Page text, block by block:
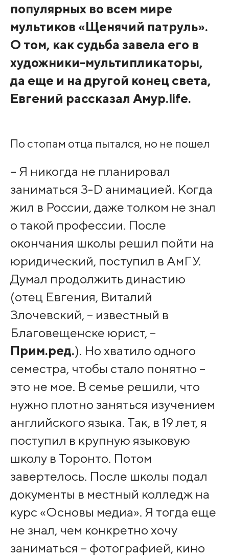
популярных во всем мире
мультиков «Щенячий патруль».
О том, как судьба завела его в
художники-мультипликаторы,
да еще и на другой конец света,
Евгений рассказал Амур.life.
По стопам отца пытался, но не пошел
– Я никогда не планировал
заниматься 3-D анимацией. Когда
жил в России, даже толком не знал
о такой профессии. После
окончания школы решил пойти на
юридический, поступил в АмГУ.
Думал продолжить династию
(отец Евгения, Виталий
Злочевский, – известный в
Благовещенске юрист, –
Прим.ред.). Но хватило одного
семестра, чтобы стало понятно –
это не мое. В семье решили, что
нужно плотно заняться изучением
английского языка. Так, в 19 лет, я
поступил в крупную языковую
школу в Торонто. Потом
завертелось. После школы подал
документы в местный колледж на
курс «Основы медиа». Я тогда еще
не знал, чем конкретно хочу
заниматься – фотографией, кино